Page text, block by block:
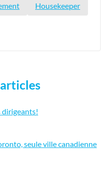
Housekeeper
dirigeants!
seule ville canadienne